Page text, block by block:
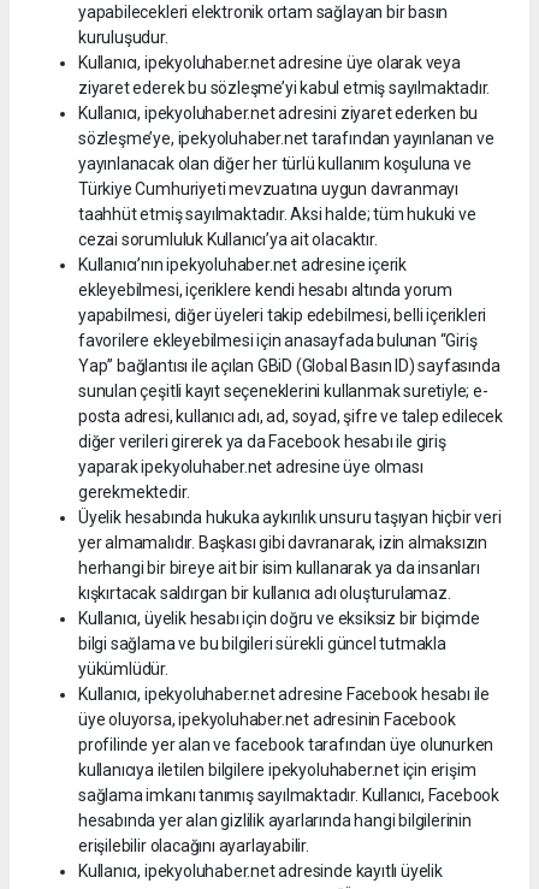
yapabilecekleri elektronik ortam sağlayan bir basın
kuruluşudur.
Kullanıcı, ipekyoluhaber.net adresine üye olarak veya
ziyaret ederek bu sözleşme’yi kabul etmiş sayılmaktadır.
Kullanıcı, ipekyoluhaber.net adresini ziyaret ederken bu
sözleşme’ye, ipekyoluhaber.net tarafından yayınlanan ve
yayınlanacak olan diğer her türlü kullanım koşuluna ve
Türkiye Cumhuriyeti mevzuatına uygun davranmayı
taahhüt etmiş sayılmaktadır. Aksi halde; tüm hukuki ve
cezai sorumluluk Kullanıcı’ya ait olacaktır.
Kullanıcı’nın ipekyoluhaber.net adresine içerik
ekleyebilmesi, içeriklere kendi hesabı altında yorum
yapabilmesi, diğer üyeleri takip edebilmesi, belli içerikleri
favorilere ekleyebilmesi için anasayfada bulunan “Giriş
Yap” bağlantısı ile açılan GBiD (Global Basın ID) sayfasında
sunulan çeşitli kayıt seçeneklerini kullanmak suretiyle; e-
posta adresi, kullanıcı adı, ad, soyad, şifre ve talep edilecek
diğer verileri girerek ya da Facebook hesabı ile giriş
yaparak ipekyoluhaber.net adresine üye olması
gerekmektedir.
Üyelik hesabında hukuka aykırılık unsuru taşıyan hiçbir veri
yer almamalıdır. Başkası gibi davranarak, izin almaksızın
herhangi bir bireye ait bir isim kullanarak ya da insanları
kışkırtacak saldırgan bir kullanıcı adı oluşturulamaz.
Kullanıcı, üyelik hesabı için doğru ve eksiksiz bir biçimde
bilgi sağlama ve bu bilgileri sürekli güncel tutmakla
yükümlüdür.
Kullanıcı, ipekyoluhaber.net adresine Facebook hesabı ile
üye oluyorsa, ipekyoluhaber.net adresinin Facebook
profilinde yer alan ve facebook tarafından üye olunurken
kullanıcıya iletilen bilgilere ipekyoluhaber.net için erişim
sağlama imkanı tanımış sayılmaktadır. Kullanıcı, Facebook
hesabında yer alan gizlilik ayarlarında hangi bilgilerinin
erişilebilir olacağını ayarlayabilir.
Kullanıcı, ipekyoluhaber.net adresinde kayıtlı üyelik